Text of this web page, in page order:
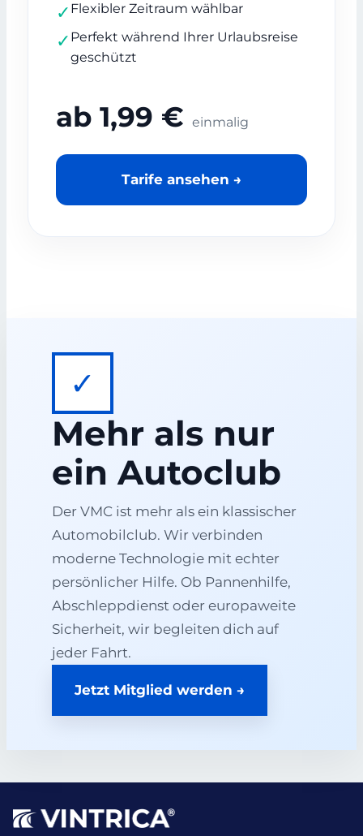
✓ Flexibler Zeitraum wählbar
✓ Perfekt während Ihrer Urlaubsreise
geschützt
ab 1,99 € einmalig
Tarife ansehen →
✓
Mehr als nur
ein Autoclub
Der VMC ist mehr als ein klassischer
Automobilclub. Wir verbinden
moderne Technologie mit echter
persönlicher Hilfe. Ob Pannenhilfe,
Abschleppdienst oder europaweite
Sicherheit, wir begleiten dich auf
jeder Fahrt.
Jetzt Mitglied werden →